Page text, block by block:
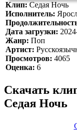
Клип:Седая Ночь
Исполнитель:
Дата загрузки:
Жанр: Поп
Артист:
Просмотров: 4065
Оценка: 6
Скачать
Седая Ночь